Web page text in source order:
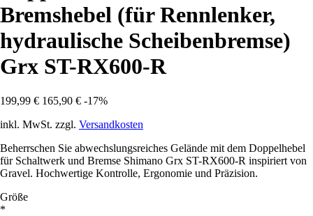
Bremshebel (für Rennlenker,
hydraulische Scheibenbremse)
Grx ST-RX600-R
199,99 € 165,90 € -17%
inkl. MwSt. zzgl. Versandkosten
Beherrschen Sie abwechslungsreiches Gelände mit dem Doppelhebel
für Schaltwerk und Bremse Shimano Grx ST-RX600-R inspiriert von
Gravel. Hochwertige Kontrolle, Ergonomie und Präzision.
Größe
*